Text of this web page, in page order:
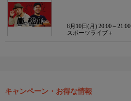
8月10日(月) 20:00～21:00
スポーツライブ＋
キャンペーン・お得な情報